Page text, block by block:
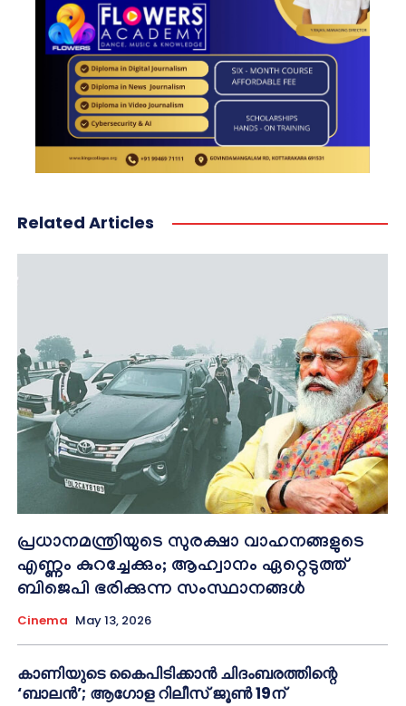
Related Articles
പ്രധാനമന്ത്രിയുടെ സുരക്ഷാ വാഹനങ്ങളുടെ
എണ്ണം കുറച്ചേക്കും; ആഹ്വാനം ഏറ്റെടുത്ത്
ബിജെപി ഭരിക്കുന്ന സംസ്ഥാനങ്ങള്‍
Cinema May 13, 2026
കാണിയുടെ കൈപിടിക്കാൻ ചിദംബരത്തിന്റെ
‘ബാലൻ’; ആഗോള റിലീസ് ജൂൺ 19ന്